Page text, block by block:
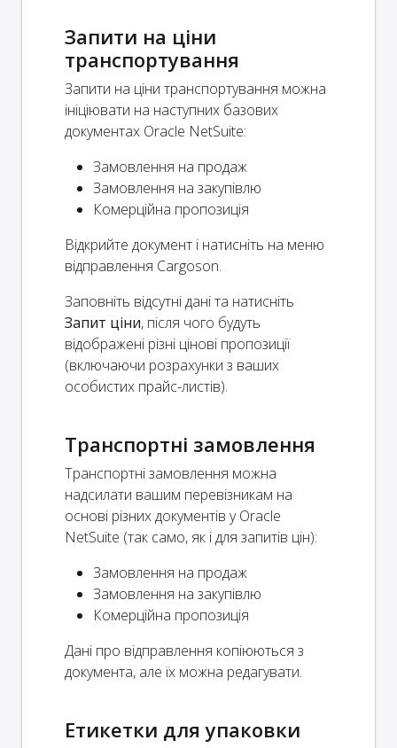
Запити на ціни
транспортування
Запити на ціни транспортування можна
ініціювати на наступних базових
документах Oracle NetSuite:
Замовлення на продаж
Замовлення на закупівлю
Комерційна пропозиція
Відкрийте документ і натисніть на меню
відправлення Cargoson.
Заповніть відсутні дані та натисніть
Запит ціни, після чого будуть
відображені різні цінові пропозиції
(включаючи розрахунки з ваших
особистих прайс-листів).
Транспортні замовлення
Транспортні замовлення можна
надсилати вашим перевізникам на
основі різних документів у Oracle
NetSuite (так само, як і для запитів цін):
Замовлення на продаж
Замовлення на закупівлю
Комерційна пропозиція
Дані про відправлення копіюються з
документа, але їх можна редагувати.
Етикетки для упаковки